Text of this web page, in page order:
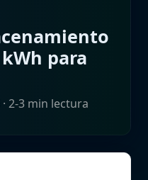
para
· 2-3 min lectura